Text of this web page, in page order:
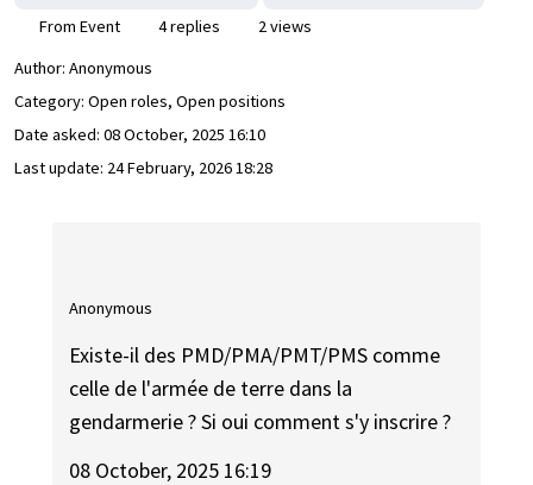
From Event 4 replies
2 views
Author: Anonymous
Category: Open roles, Open positions
Date asked: 08 October, 2025 16:10
Last update: 24 February, 2026 18:28
Anonymous
Existe-il des PMD/PMA/PMT/PMS comme
celle de l'armée de terre dans la
gendarmerie ? Si oui comment s'y inscrire ?
08 October, 2025 16:19